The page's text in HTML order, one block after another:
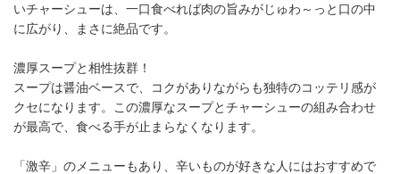
いチャーシューは、一口食べれば肉の旨みがじゅわ～っと口の中
に広がり、まさに絶品です。
濃厚スープと相性抜群！
スープは醤油ベースで、コクがありながらも独特のコッテリ感が
クセになります。この濃厚なスープとチャーシューの組み合わせ
が最高で、食べる手が止まらなくなります。
「激辛」のメニューもあり、辛いものが好きな人にはおすすめで